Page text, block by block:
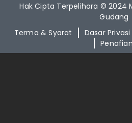
Hak Cipta Terpelihara © 2024
Gudang
Terma & Syarat
Dasar Privasi
Penafian